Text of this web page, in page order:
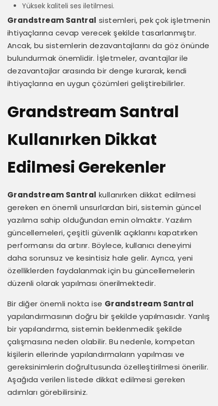
Yüksek kaliteli ses iletilmesi.
Grandstream Santral sistemleri, pek çok işletmenin
ihtiyaçlarına cevap verecek şekilde tasarlanmıştır.
Ancak, bu sistemlerin dezavantajlarını da göz önünde
bulundurmak önemlidir. İşletmeler, avantajlar ile
dezavantajlar arasında bir denge kurarak, kendi
ihtiyaçlarına en uygun çözümleri geliştirebilirler.
Grandstream Santral
Kullanırken Dikkat
Edilmesi Gerekenler
Grandstream Santral kullanırken dikkat edilmesi
gereken en önemli unsurlardan biri, sistemin güncel
yazılıma sahip olduğundan emin olmaktır. Yazılım
güncellemeleri, çeşitli güvenlik açıklarını kapatırken
performansı da artırır. Böylece, kullanıcı deneyimi
daha sorunsuz ve kesintisiz hale gelir. Ayrıca, yeni
özelliklerden faydalanmak için bu güncellemelerin
düzenli olarak yapılması önerilmektedir.
Bir diğer önemli nokta ise Grandstream Santral
yapılandırmasının doğru bir şekilde yapılmasıdır. Yanlış
bir yapılandırma, sistemin beklenmedik şekilde
çalışmasına neden olabilir. Bu nedenle, kompetan
kişilerin ellerinde yapılandırmaların yapılması ve
gereksinimlerin doğrultusunda özelleştirilmesi önerilir.
Aşağıda verilen listede dikkat edilmesi gereken
adımları görebilirsiniz.